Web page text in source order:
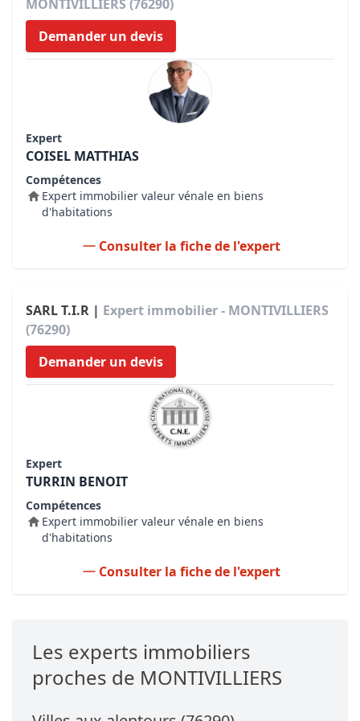
MONTIVILLIERS (76290)
Demander un devis
Expert
COISEL MATTHIAS
Compétences
Expert immobilier valeur vénale en biens
d'habitations
Consulter la fiche de l'expert
SARL T.I.R | Expert immobilier - MONTIVILLIERS
(76290)
Demander un devis
Expert
TURRIN BENOIT
Compétences
Expert immobilier valeur vénale en biens
d'habitations
Consulter la fiche de l'expert
Les experts immobiliers
proches de MONTIVILLIERS